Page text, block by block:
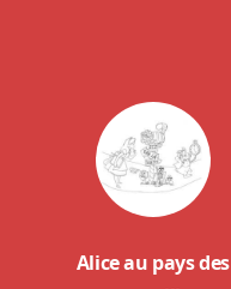
Alice au pays des